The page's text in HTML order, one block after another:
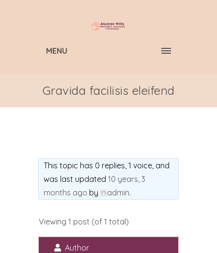
MENU
Gravida facilisis eleifend
This topic has 0 replies, 1 voice, and
was last updated 10 years, 3
months ago by admin.
Viewing 1 post (of 1 total)
Author